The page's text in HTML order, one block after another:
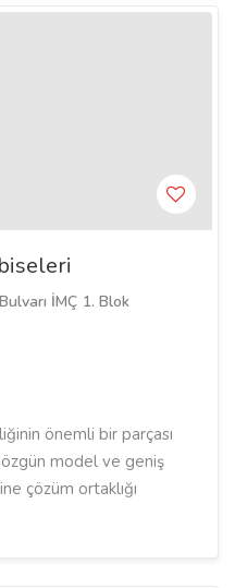
İMÇ 1. Blok
önemli bir parçası
model ve geniş
çözüm ortaklığı